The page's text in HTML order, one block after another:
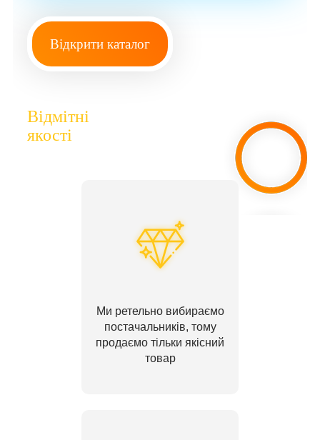
Відкрити каталог
Відмітні
якості
Ми ретельно вибираємо
постачальників, тому
продаємо тільки якісний
товар